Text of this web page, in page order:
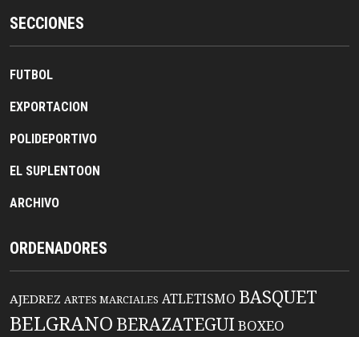
SECCIONES
FUTBOL
EXPORTACION
POLIDEPORTIVO
EL SUPLENTOON
ARCHIVO
ORDENADORES
AJEDREZ ARTES MARCIALES ATLETISMO BASQUET
BELGRANO BERAZATEGUIBOXEO